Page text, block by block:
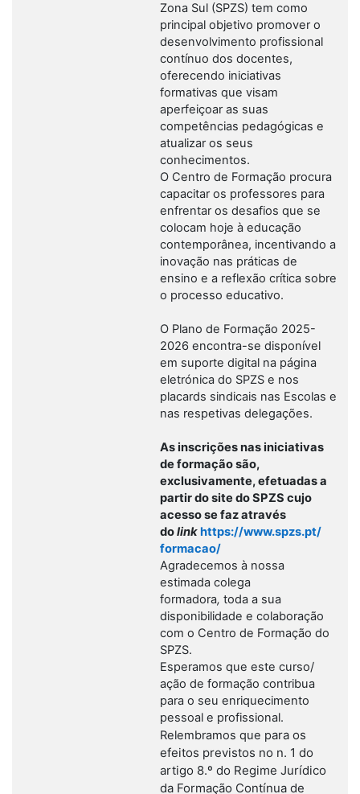
Zona Sul (SPZS) tem como
principal objetivo promover o
desenvolvimento profissional
contínuo dos docentes,
oferecendo iniciativas
formativas que visam
aperfeiçoar as suas
competências pedagógicas e
atualizar os seus
conhecimentos.
O Centro de Formação procura
capacitar os professores para
enfrentar os desafios que se
colocam hoje à educação
contemporânea, incentivando a
inovação nas práticas de
ensino e a reflexão crítica sobre
o processo educativo.
O Plano de Formação 2025-
2026 encontra-se disponível
em suporte digital na página
eletrónica do SPZS e nos
placards sindicais nas Escolas e
nas respetivas delegações.
As inscrições nas iniciativas
de formação são,
exclusivamente, efetuadas a
partir do site do SPZS cujo
acesso se faz através
dolink https://www.spzs.pt/
formacao/
Agradecemos à nossa
estimada colega
formadora, toda a sua
disponibilidade e colaboração
com o Centro de Formação do
SPZS.
Esperamos que este curso/
ação de formação contribua
para o seu enriquecimento
pessoal e profissional.
Relembramos que para os
efeitos previstos no n. 1 do
artigo 8.º do Regime Jurídico
da Formação Contínua de